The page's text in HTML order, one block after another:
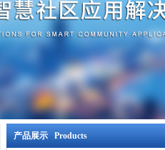
产品展示 Products